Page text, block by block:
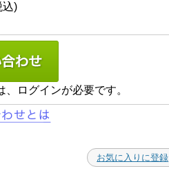
込
、ログインが必要です。
お気に入りに登録